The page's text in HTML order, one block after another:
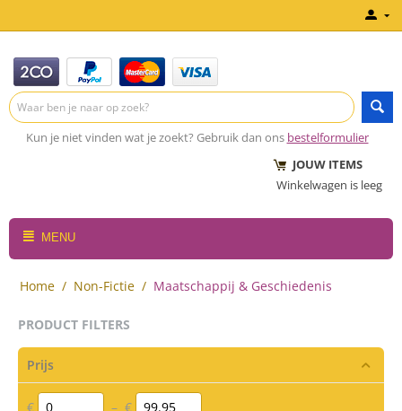
Kun je niet vinden wat je zoekt? Gebruik dan ons bestelformulier
JOUW ITEMS
Winkelwagen is leeg
MENU
Home / Non-Fictie / Maatschappij & Geschiedenis
PRODUCT FILTERS
Prijs
€ – €